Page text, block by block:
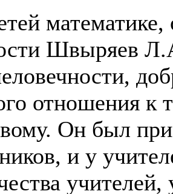
Швыряев
отношения к
Он был
и у